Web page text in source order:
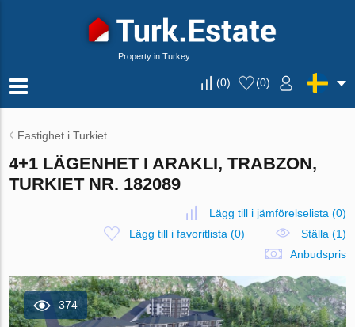
Property in Turkey
(0) (0)
Fastighet i Turkiet
4+1 LÄGENHET I ARAKLI, TRABZON,
TURKIET NR. 182089
Lägg till i jämförelselista (0)
Lägg till i favoritlista (0)
Ställa (1)
Anbudspris
374